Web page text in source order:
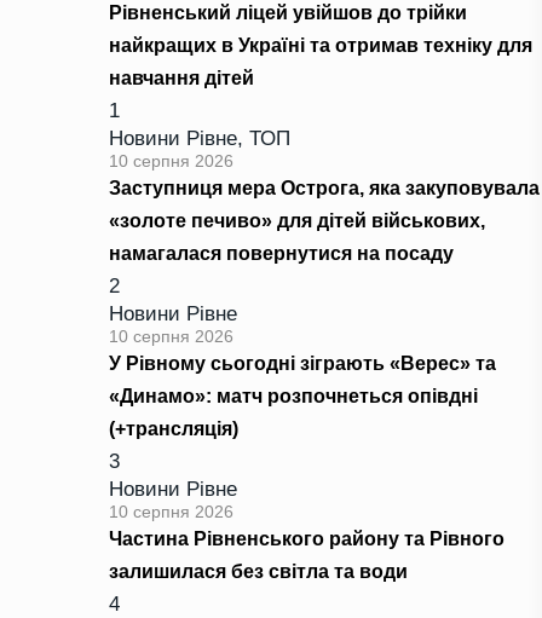
Рівненський ліцей увійшов до трійки
найкращих в Україні та отримав техніку для
навчання дітей
1
Новини Рівне, ТОП
10 серпня 2026
Заступниця мера Острога, яка закуповувала
«золоте печиво» для дітей військових,
намагалася повернутися на посаду
2
Новини Рівне
10 серпня 2026
У Рівному сьогодні зіграють «Верес» та
«Динамо»: матч розпочнеться опівдні
(+трансляція)
3
Новини Рівне
10 серпня 2026
Частина Рівненського району та Рівного
залишилася без світла та води
4